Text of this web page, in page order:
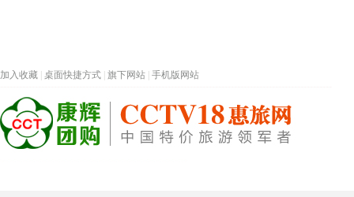
加入收藏 桌面快捷方式 旗下网站 手机版网站